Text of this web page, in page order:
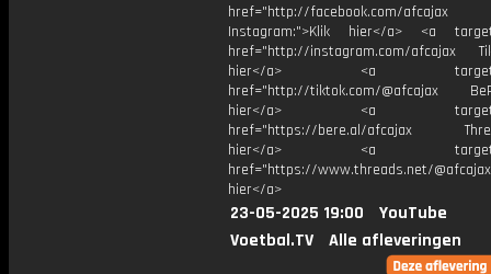
href="http://facebook.com/afcajax
Instagram:">Klik hier</a> <a
href="http://instagram.com/afcajax
hier</a> <a
href="http://tiktok.com/@afcajax
hier</a> <a
href="https://bere.al/afcajax
hier</a> <a
href="https://www.threads.net/
hier</a>
23-05-2025 19:00
YouTube
Voetbal.TV
Alle afleveringen